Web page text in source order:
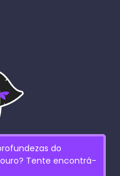
do
Tente encontrá-